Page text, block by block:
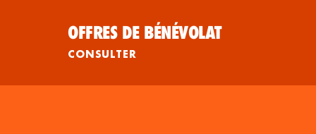
OFFRES DE BÉNÉVOLAT
CONSULTER